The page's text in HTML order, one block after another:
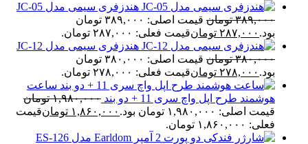
هندزفری سیمی مدل JC-05
۳۸۹,۰۰۰ تومان
قیمت اصلی: ۳۸۹,۰۰۰ تومان
بود. ۲۸۷,۰۰۰ تومانقیمت فعلی: ۲۸۷,۰۰۰ تومان.
هندزفری سیمی مدل JC-12
۳۸۰,۰۰۰ تومان
قیمت اصلی: ۳۸۰,۰۰۰ تومان
بود. ۲۷۸,۰۰۰ تومانقیمت فعلی: ۲۷۸,۰۰۰ تومان.
ساعت
هوشمند طرح اپل واچ سری 11 + دو بند
۱,۹۸۰,۰۰۰ تومان
قیمت اصلی: ۱,۹۸۰,۰۰۰ تومان بود.
۱,۸۶۰,۰۰۰ تومانقیمت
فعلی: ۱,۸۶۰,۰۰۰ تومان.